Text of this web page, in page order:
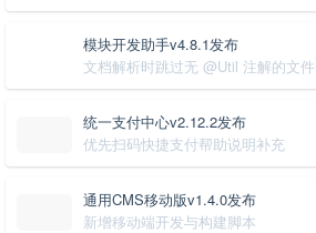
模块开发助手v4.8.1发布
文档解析时跳过无 @Util 注解的文件
统一支付中心v2.12.2发布
优先扫码快捷支付帮助说明补充
通用CMS移动版v1.4.0发布
新增移动端开发与构建脚本